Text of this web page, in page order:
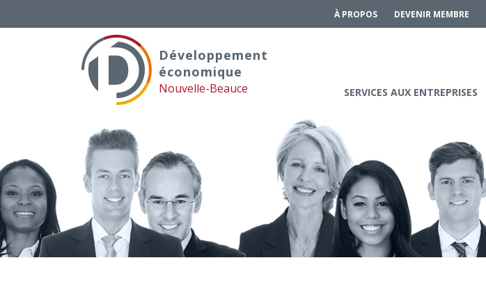
À PROPOS DEVENIR MEMBRE
Développement
économique
Nouvelle-Beauce SERVICES AUX ENTREPRISES